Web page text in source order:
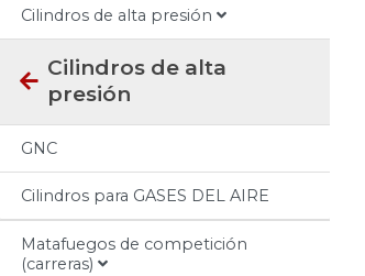
Cilindros de alta presión
Cilindros de alta
presión
GNC
Cilindros para GASES DEL AIRE
Matafuegos de competición
(carreras)